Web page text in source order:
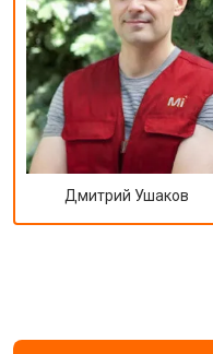
Дмитрий Ушаков